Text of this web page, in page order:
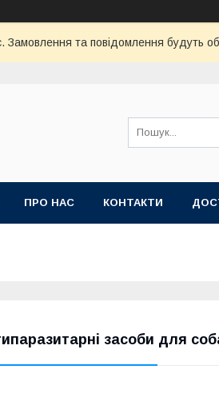
Замовлення та повідомлення будуть
ПРО НАС КОНТАКТИ
засоби для